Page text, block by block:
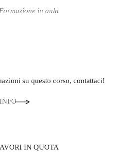
Formazione in aula
su questo corso, contattaci!